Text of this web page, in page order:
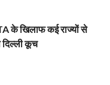
के खिलाफ कई राज्यों से
दिल्ली कूच